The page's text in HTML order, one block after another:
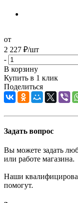
от
2 227 ₽/шт
-
В корзину
Купить в 1 клик
Поделиться
Задать вопрос
Вы можете задать
или работе магазина.
Наши
помогут.